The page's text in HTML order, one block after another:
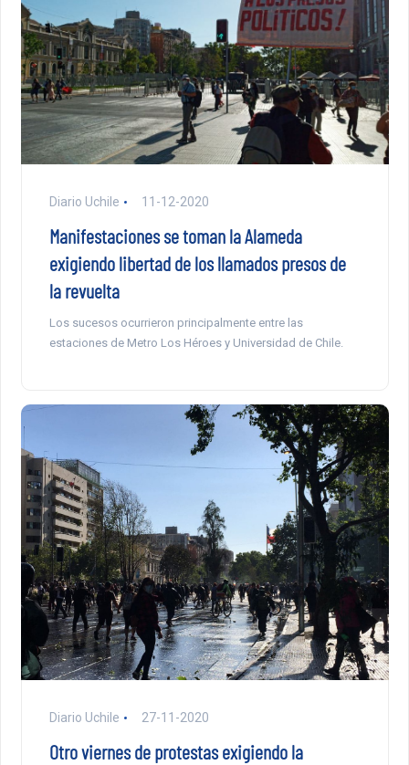
Diario Uchile 11-12-2020
Manifestaciones se toman la Alameda
exigiendo libertad de los llamados presos de
la revuelta
Los sucesos ocurrieron principalmente entre las
estaciones de Metro Los Héroes y Universidad de Chile.
Diario Uchile 27-11-2020
Otro viernes de protestas exigiendo la